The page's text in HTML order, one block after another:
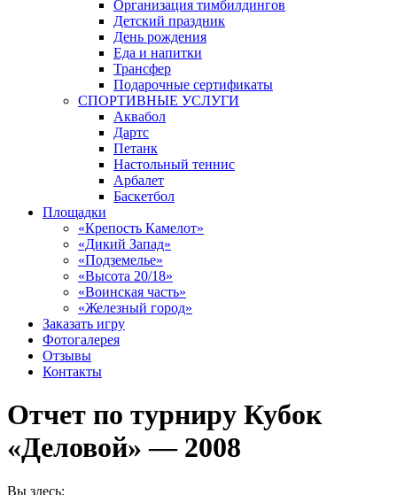
Организация тимбилдингов
Детский праздник
День рождения
Еда и напитки
Трансфер
Подарочные сертификаты
СПОРТИВНЫЕ УСЛУГИ
Аквабол
Дартс
Петанк
Настольный теннис
Арбалет
Баскетбол
Площадки
«Крепость Камелот»
«Дикий Запад»
«Подземелье»
«Высота 20/18»
«Воинская часть»
«Железный город»
Заказать игру
Фотогалерея
Отзывы
Контакты
Отчет по турниру Кубок
«Деловой» — 2008
Вы здесь: